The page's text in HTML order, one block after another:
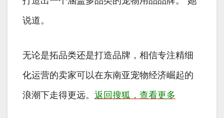
说道。
无论是拓品类还是打造品牌，相信专注精细
化运营的卖家可以在东南亚宠物经济崛起的
浪潮下走得更远。 返回搜狐，查看更多